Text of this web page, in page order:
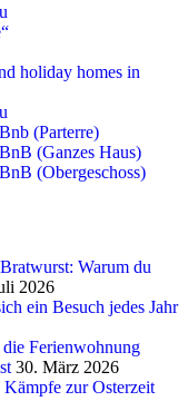
holiday homes in
(Parterre)
(Ganzes Haus)
(Obergeschoss)
Warum du
2026
ein Besuch jedes Jahr
Ferienwohnung
30. März 2026
zur Osterzeit